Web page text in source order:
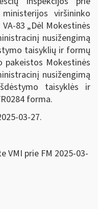
viršininko
83 „Dėl Mokestinės
nusižengimą
taisyklių ir formų
pakeistos Mokestinės
nusižengimą
taisyklės ir
forma.
03-27.
VMI prie FM 2025-03-